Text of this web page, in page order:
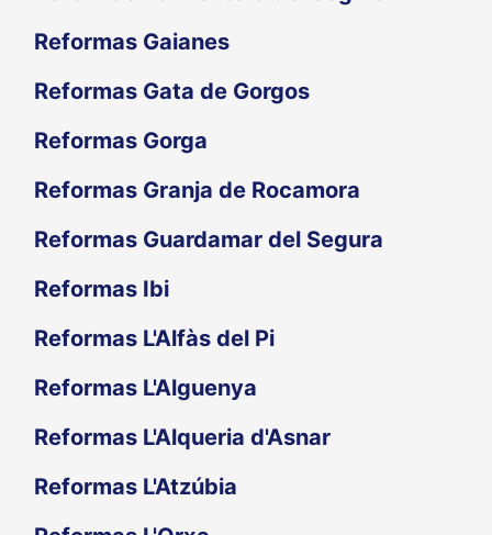
Reformas Gaianes
Reformas Gata de Gorgos
Reformas Gorga
Reformas Granja de Rocamora
Reformas Guardamar del Segura
Reformas Ibi
Reformas L'Alfàs del Pi
Reformas L'Alguenya
Reformas L'Alqueria d'Asnar
Reformas L'Atzúbia